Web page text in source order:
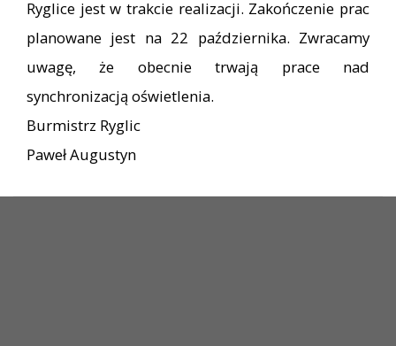
Ryglice jest w trakcie realizacji. Zakończenie prac
planowane jest na 22 października. Zwracamy
uwagę, że obecnie trwają prace nad
synchronizacją oświetlenia.
Burmistrz Ryglic
Paweł Augustyn